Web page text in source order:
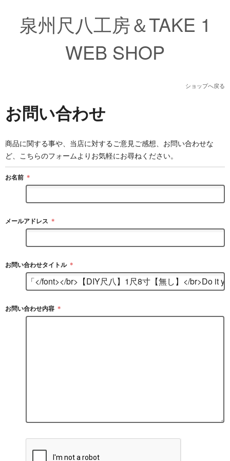
泉州尺八工房＆TAKE 1
WEB SHOP
ショップへ戻る
お問い合わせ
商品に関する事や、当店に対するご意見ご感想、お問い合わせな
ど、こちらのフォームよりお気軽にお尋ねください。
お名前 ＊
メールアドレス ＊
お問い合わせタイトル ＊
お問い合わせ内容 ＊